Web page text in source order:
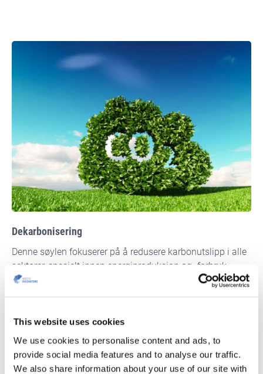
This website uses cookies
We use cookies to personalise content and ads, to
provide social media features and to analyse our traffic.
We also share information about your use of our site with
Dekarbonisering
Denne søylen fokuserer på å redusere karbonutslipp i alle
sektorer, spesielt innen energiproduksjon og -forbruk.
Prosjekter under denne søylen legger vekt på å utvikle
og hydrogen) og løsninger for karbonfangst og -lagring